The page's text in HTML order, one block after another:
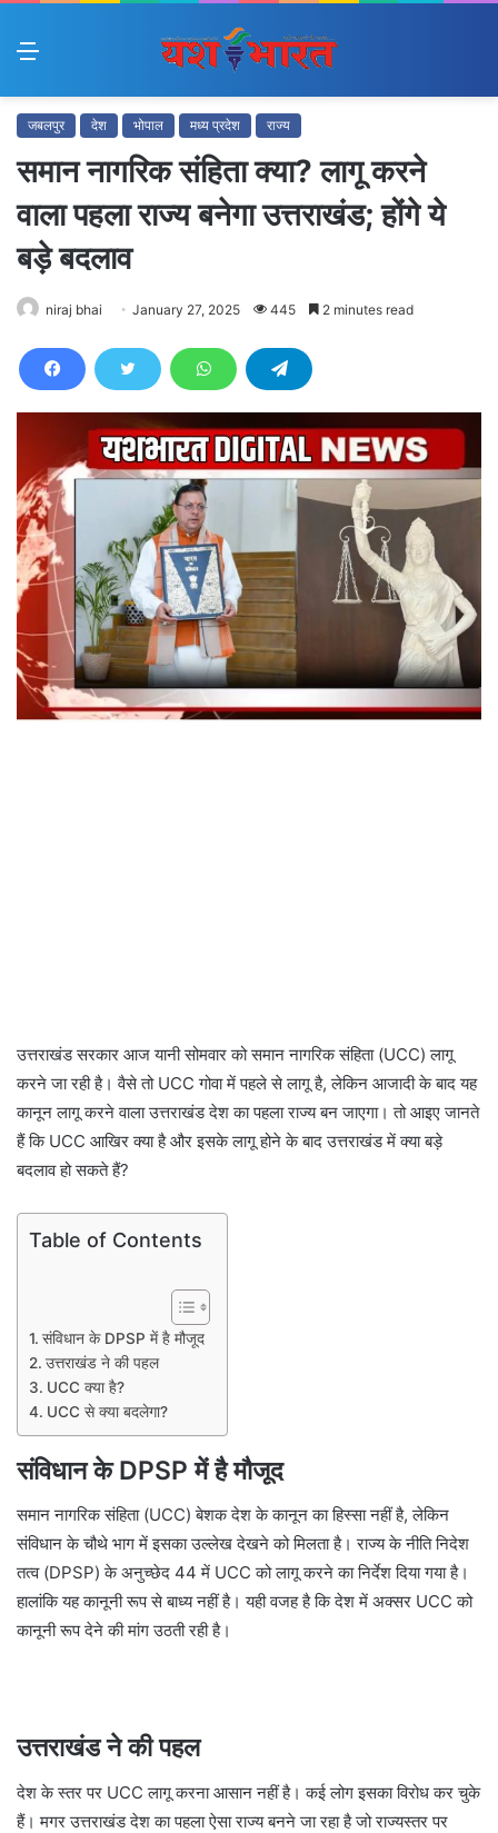
Menu
जबलपुर देश भोपाल मध्य प्रदेश राज्य
समान नागरिक संहिता क्या? लागू करने
वाला पहला राज्य बनेगा उत्तराखंड; होंगे ये
बड़े बदलाव
niraj bhai January 27, 2025 445 2 minutes read
उत्तराखंड सरकार आज यानी सोमवार को समान नागरिक संहिता (UCC) लागू
करने जा रही है। वैसे तो UCC गोवा में पहले से लागू है, लेकिन आजादी के बाद यह
कानून लागू करने वाला उत्तराखंड देश का पहला राज्य बन जाएगा। तो आइए जानते
हैं कि UCC आखिर क्या है और इसके लागू होने के बाद उत्तराखंड में क्या बड़े
बदलाव हो सकते हैं?
Table of Contents
संविधान के DPSP में है मौजूद
उत्तराखंड ने की पहल
UCC क्या है?
UCC से क्या बदलेगा?
संविधान के DPSP में है मौजूद
समान नागरिक संहिता (UCC) बेशक देश के कानून का हिस्सा नहीं है, लेकिन
संविधान के चौथे भाग में इसका उल्लेख देखने को मिलता है। राज्य के नीति निदेश
तत्व (DPSP) के अनुच्छेद 44 में UCC को लागू करने का निर्देश दिया गया है।
हालांकि यह कानूनी रूप से बाध्य नहीं है। यही वजह है कि देश में अक्सर UCC को
कानूनी रूप देने की मांग उठती रही है।
उत्तराखंड ने की पहल
देश के स्तर पर UCC लागू करना आसान नहीं है। कई लोग इसका विरोध कर चुके
हैं। मगर उत्तराखंड देश का पहला ऐसा राज्य बनने जा रहा है जो राज्यस्तर पर